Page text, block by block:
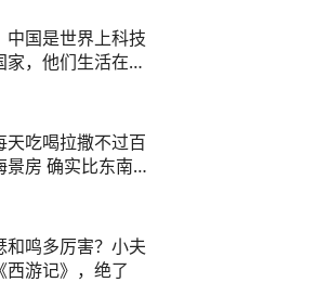
中国是世界上科技
家，他们生活在
天吃喝拉撒不过百
景房 确实比东南
和鸣多厉害？小夫
西游记》，绝了